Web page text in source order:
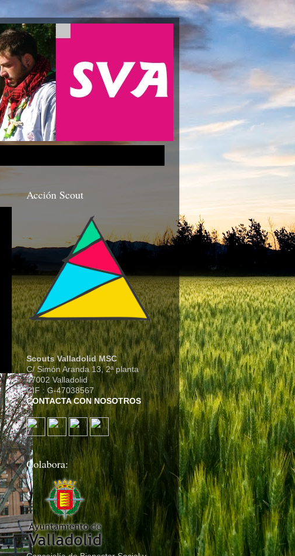
Acción Scout
Scouts Valladolid MSC
C/ Simón Aranda 13, 2ª planta
47002 Valladolid
CIF : G-47038567
CONTACTA CON NOSOTROS
Colabora: